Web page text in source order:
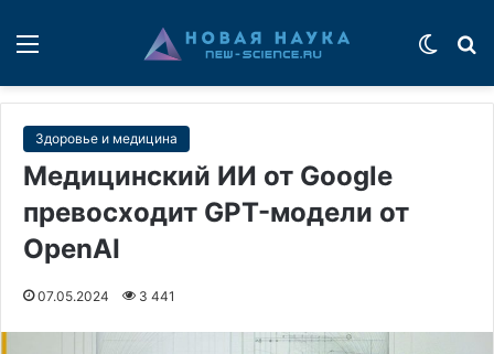
Здоровье и медицина
Медицинский ИИ от Google
превосходит GPT-модели от
OpenAI
07.05.2024 3 441